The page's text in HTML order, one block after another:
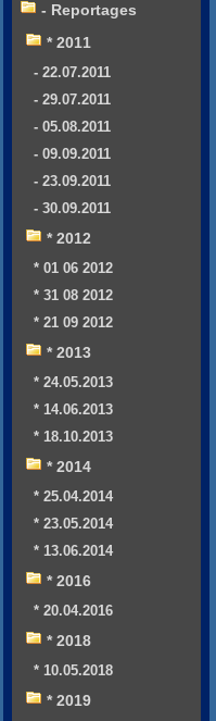
- Reportages
* 2011
- 22.07.2011
- 29.07.2011
- 05.08.2011
- 09.09.2011
- 23.09.2011
- 30.09.2011
* 2012
* 01 06 2012
* 31 08 2012
* 21 09 2012
* 2013
* 24.05.2013
* 14.06.2013
* 18.10.2013
* 2014
* 25.04.2014
* 23.05.2014
* 13.06.2014
* 2016
* 20.04.2016
* 2018
* 10.05.2018
* 2019